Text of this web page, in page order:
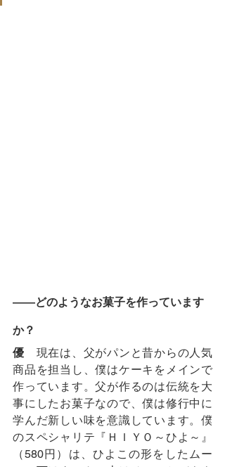
――どのようなお菓子を作っています
か？
優 現在は、父がパンと昔からの人気
商品を担当し、僕はケーキをメインで
作っています。父が作るのは伝統を大
事にしたお菓子なので、僕は修行中に
学んだ新しい味を意識しています。僕
のスペシャリテ『ＨＩＹＯ～ひよ～』
（580円）は、ひよこの形をしたムー